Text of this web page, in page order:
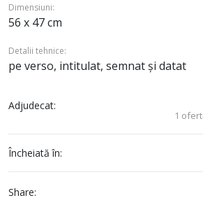
Dimensiuni:
56 x 47 cm
Detalii tehnice:
pe verso, intitulat, semnat și datat
Adjudecat:
1
Încheiată în:
Share: